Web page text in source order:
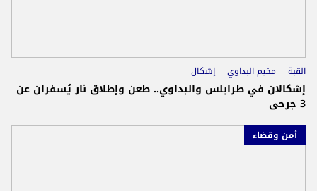
القبة مخيم البداوي إشكال
إشكالان في طرابلس والبداوي.. طعن وإطلاق نار يُسفران عن
3 جرحى
أمن وقضاء